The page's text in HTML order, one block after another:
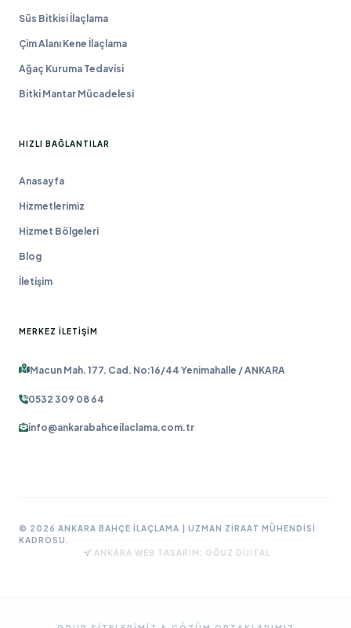
Süs Bitkisi İlaçlama
Çim Alanı Kene İlaçlama
Ağaç Kuruma Tedavisi
Bitki Mantar Mücadelesi
HIZLI BAĞLANTILAR
Anasayfa
Hizmetlerimiz
Hizmet Bölgeleri
Blog
İletişim
MERKEZ İLETIŞIM
Macun Mah. 177. Cad. No:16/44 Yenimahalle / ANKARA
0532 309 08 64
info@ankarabahceilaclama.com.tr
© 2026 ANKARA BAHÇE İLAÇLAMA | UZMAN ZIRAAT MÜHENDISI
KADROSU.
ANKARA WEB TASARIM: OĞUZ DIJITAL